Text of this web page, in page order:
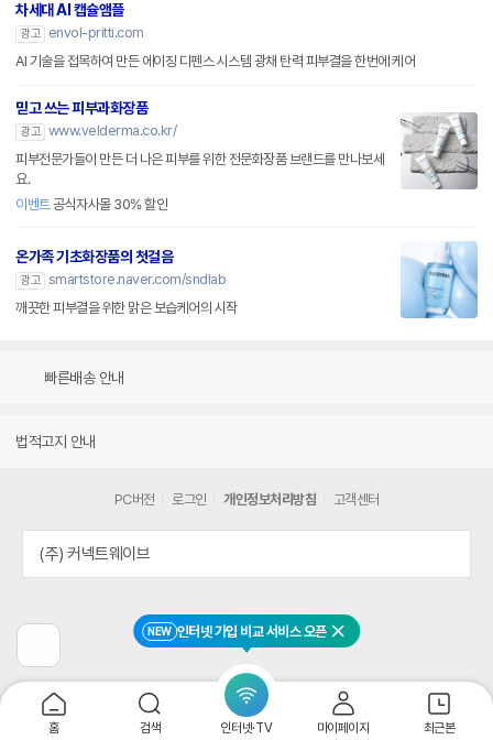
NEW 인터넷 가입 비교 서비스 오픈 닫기
홈 검색 인터넷·TV 마이페이지 최근본
차세대 AI 캡슐앰플
광고
envol-pritti.com
AI 기술을 접목하여 만든 에이징 디펜스 시스템 광채 탄력 피부결을 한번에 케어
믿고 쓰는 피부과화장품
광고 www.velderma.co.kr/
피부전문가들이 만든 더 나은 피부를 위한 전문화장품 브랜드를 만나보세
요.
이벤트공식자사몰 30% 할인
온가족 기초화장품의 첫걸음
광고 smartstore.naver.com/sndlab
깨끗한 피부결을 위한 맑은 보습케어의 시작
빠른배송 안내
법적고지 안내
전
페
이
지
PC버전 로그인 개인정보처리방침 고객센터
(주) 커넥트웨이브